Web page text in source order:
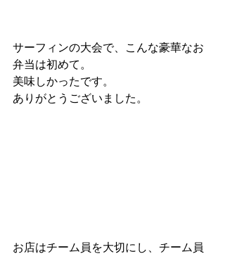
サーフィンの大会で、こんな豪華なお
弁当は初めて。
美味しかったです。
ありがとうございました。
お店はチーム員を大切にし、チーム員